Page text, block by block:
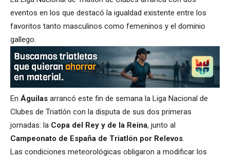
eventos en los que destacó la igualdad existente entre los
favoritos tanto masculinos como femeninos y el dominio
gallego.
En Águilas arrancó este fin de semana la Liga Nacional de
Clubes de Triatlón con la disputa de sus dos primeras
jornadas: la Copa del Rey y de la Reina, junto al
Campeonato de España de Triatlón por Relevos.
Las condiciones meteorológicas obligaron a modificar los